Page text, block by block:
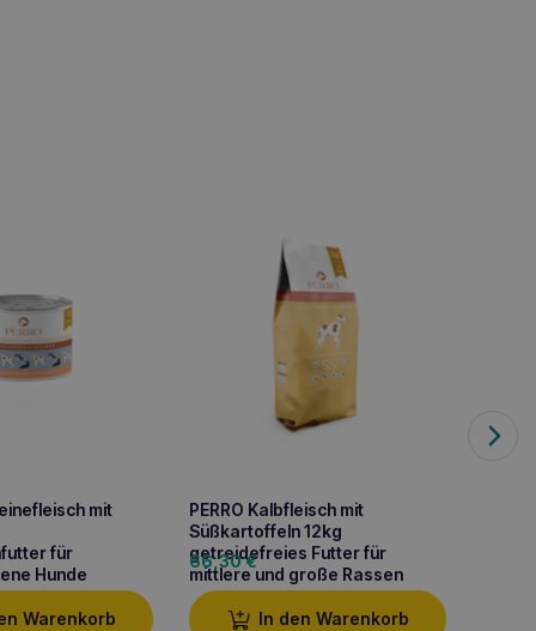
mit
für
Hunde
Warenkorb
PERRO Kalbfleisch mit
Süßkartoffeln 12kg
getreidefreies Futter für
mittlere und große Rassen
66,30€
In den Warenkorb